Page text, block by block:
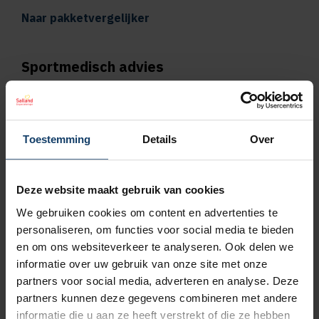
Toestemming Details Over
Deze website maakt gebruik van cookies
We gebruiken cookies om content en advertenties te
personaliseren, om functies voor social media te bieden
en om ons websiteverkeer te analyseren. Ook delen we
informatie over uw gebruik van onze site met onze
partners voor social media, adverteren en analyse. Deze
partners kunnen deze gegevens combineren met andere
informatie die u aan ze heeft verstrekt of die ze hebben
Naar pakketvergelijker
Sportmedisch advies
pakket Plus
Vergoeding tot €250 per kalenderjaar bij
Naar vergoedingenoverzicht
Geen wachttijd voor orthodontie
Wil je een orthodontieverzekering afsluiten,
bijvoorbeeld omdat jouw kind een beugel